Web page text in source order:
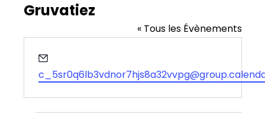
Gruvatiez
« Tous les Évènements